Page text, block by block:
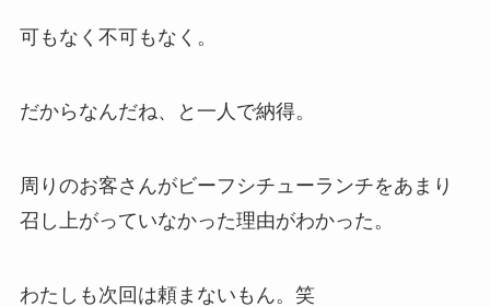
可もなく不可もなく。
だからなんだね、と一人で納得。
周りのお客さんがビーフシチューランチをあまり
召し上がっていなかった理由がわかった。
わたしも次回は頼まないもん。笑